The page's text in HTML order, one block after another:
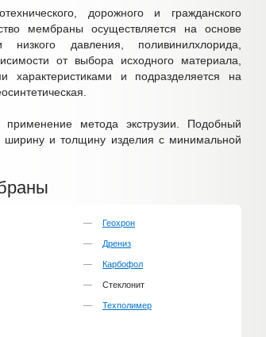
дорожного и гражданского
мембраны осуществляется на основе
давления, поливинилхлорида,
от выбора исходного материала,
характеристиками и подразделяется на
метода экструзии. Подобный
ширину и толщину изделия с минимальной
Геохрон
Дрениз
Карбофол
Стеклонит
Техполимер